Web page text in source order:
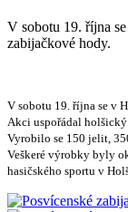
V sobotu 19. října
zabijačkové hody.
V sobotu 19. října se v
Akci uspořádal
Vyrobilo se 150 jelit,
Veškeré výrobky byly
hasičského sportu v